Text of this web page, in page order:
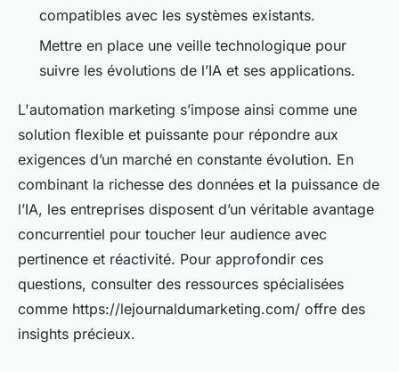
compatibles avec les systèmes existants.
Mettre en place une veille technologique pour
suivre les évolutions de l’IA et ses applications.
L'automation marketing s’impose ainsi comme une
solution flexible et puissante pour répondre aux
exigences d’un marché en constante évolution. En
combinant la richesse des données et la puissance de
l’IA, les entreprises disposent d’un véritable avantage
concurrentiel pour toucher leur audience avec
pertinence et réactivité. Pour approfondir ces
questions, consulter des ressources spécialisées
comme https://lejournaldumarketing.com/ offre des
insights précieux.